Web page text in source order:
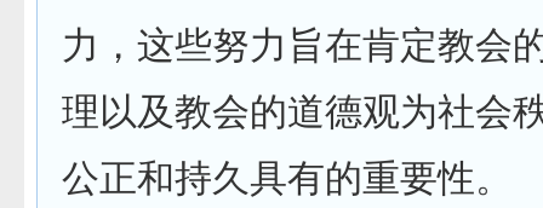
力，这些努力旨在肯定教会
理以及教会的道德观为社会
公正和持久具有的重要性。